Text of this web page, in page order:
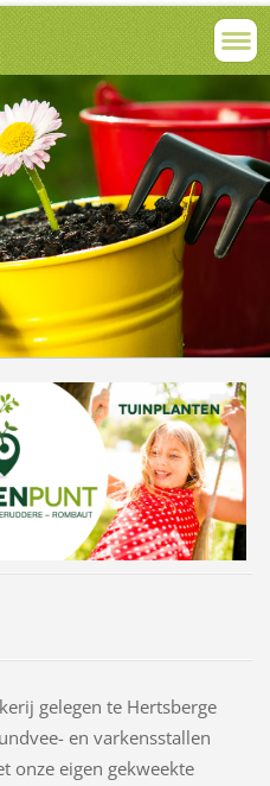
gelegen te Hertsberge
en varkensstallen
onze eigen gekweekte